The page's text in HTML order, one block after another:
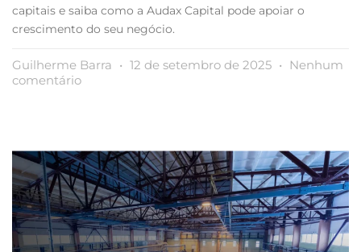
capitais e saiba como a Audax Capital pode apoiar o
crescimento do seu negócio.
Guilherme Barra 12 de setembro de 2025
Nenhum
comentário